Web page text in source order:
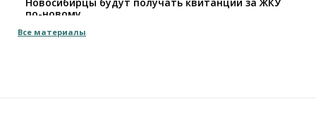
по-новому
08 Августа 2026, 09:00
Все материалы